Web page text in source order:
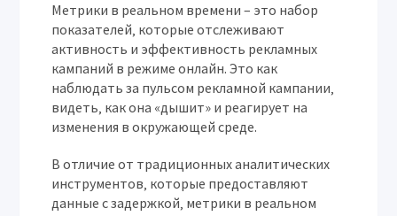
Метрики в реальном времени – это набор
показателей‚ которые отслеживают
активность и эффективность рекламных
кампаний в режиме онлайн. Это как
наблюдать за пульсом рекламной кампании‚
видеть‚ как она «дышит» и реагирует на
изменения в окружающей среде.
В отличие от традиционных аналитических
инструментов‚ которые предоставляют
данные с задержкой‚ метрики в реальном